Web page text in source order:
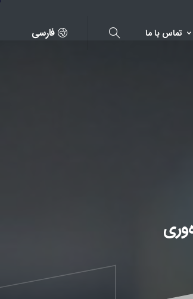
تماس با ما فارسی